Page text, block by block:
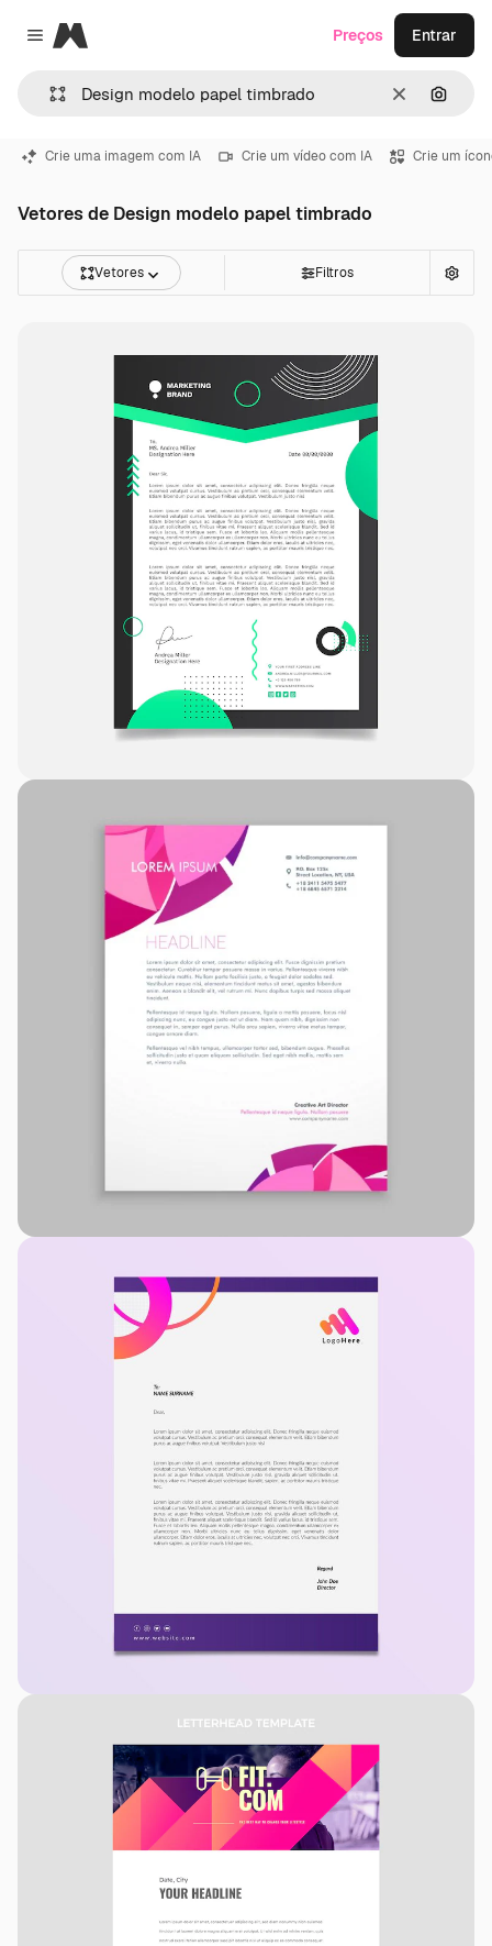
Close menu
Magnific
Limpar
Preços Entrar
Crie uma imagem com IA Crie um vídeo com IA Crie um
Vetores de Design modelo papel timbrado
Vetores Filtros